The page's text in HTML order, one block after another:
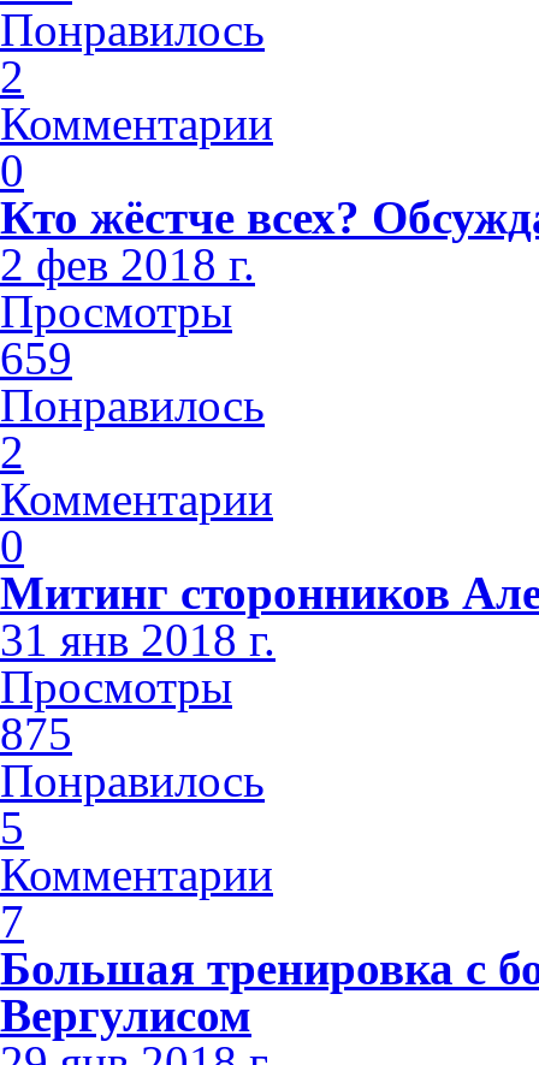
Понравилось
2
Комментарии
0
Кто жёстче всех?
2 фев 2018 г.
Просмотры
659
Понравилось
2
Комментарии
0
Митинг сторонников
31 янв 2018 г.
Просмотры
875
Понравилось
5
Комментарии
7
Большая тренировка с
Вергулисом